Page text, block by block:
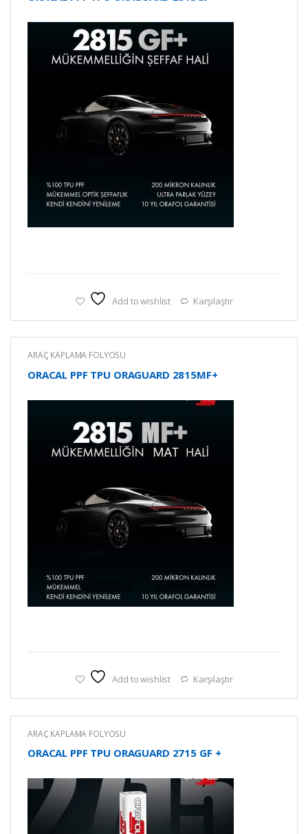
Add to wishlist Karşılaştır
ARAÇ KAPLAMA FOLYOSU
ORACAL PPF TPU ORAGUARD 2815MF+
Add to wishlist Karşılaştır
ARAÇ KAPLAMA FOLYOSU
ORACAL PPF TPU ORAGUARD 2715 GF +